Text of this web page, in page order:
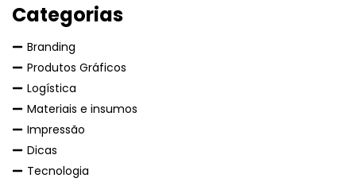
Categorias
Branding
Produtos Gráficos
Logística
Materiais e insumos
Impressão
Dicas
Tecnologia